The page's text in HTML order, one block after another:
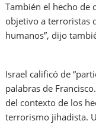
También el hecho de
objetivo a terroristas
humanos”, dijo
Israel calificó de
palabras de
del contexto de los
terrorismo jihadista.